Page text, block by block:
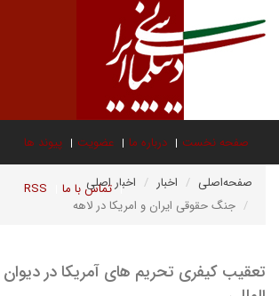
صفحه نخست درباره ما عضویت پیوند ها
تماس با ما RSS صفحه‌اصلی اخبار
اخبار اصلی
جنگ حقوقی ایران و امریکا در لاهه
تعقیب کیفری تحریم های آمریکا در